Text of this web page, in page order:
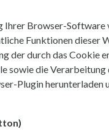
Ihrer Browser-
Funktionen dieser
der durch das Cookie
sowie die Verarbeitung
Plugin herunterladen